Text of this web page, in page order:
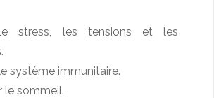
stress, les tensions et les
système immunitaire.
le sommeil.